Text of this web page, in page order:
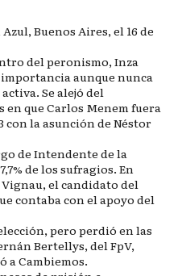
Buenos Aires, el 16 de
del peronismo, Inza
aunque nunca
Se alejó del
que Carlos Menem fuera
con la asunción de Néstor
de Intendente de la
de los sufragios. En
el candidato del
contaba con el apoyo del
pero perdió en las
Bertellys, del FpV,
a Cambiemos.